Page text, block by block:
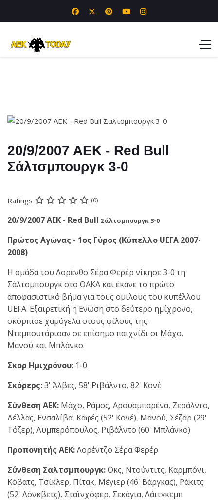
20/9/2007 ΑΕΚ - Red Bull
Σάλτσμπουργκ 3-0
Ratings (0)
20/9/2007 ΑΕΚ - Red Bull Σάλτσμπουργκ 3-0
Πρώτος Αγώνας - 1ος Γύρος (Κύπελλο UEFA 2007-
2008)
Η ομάδα του Λορένθο Σέρα Φερέρ νίκησε 3-0 τη
Σάλτσμπουργκ στο ΟΑΚΑ και έκανε το πρώτο
αποφασιστικό βήμα για τους ομίλους του κυπέλλου
UEFA. Εξαιρετική η Ενωση στο δεύτερο ημίχρονο,
σκόρπισε χαμόγελα στους φίλους της.
Ντεμπουτάρισαν σε επίσημο παιχνίδι οι Μάχο,
Μανού και Μπλάνκο.
Σκορ Ημιχρόνου: 1-0
Σκόρερς:3' Άλβες, 58' Ριβάλντο, 82' Κονέ
Σύνθεση ΑΕΚ: Μάχο, Ράμος, Αρουαμπαρένα, Ζεράλντο,
Δέλλας, Ενσαλίβα, Καφές (52' Κονέ), Μανού, Σέζαρ (29'
Τόζερ), Λυμπερόπουλος, Ριβάλντο (60' Μπλάνκο)
Προπονητής ΑΕΚ:Λορέντζο Σέρα Φερέρ
Σύνθεση Σαλτσμπουργκ:Οκς, Ντούντιτς, Καρμπόνι,
Κόβατς, Τσίκλερ, Πίτακ, Μέγιερ (46' Βάργκας), Ράκιτς
(52' Λόνκβετς), Σταϊνχόφερ, Σεκάγια, Λάιτγκεμπ